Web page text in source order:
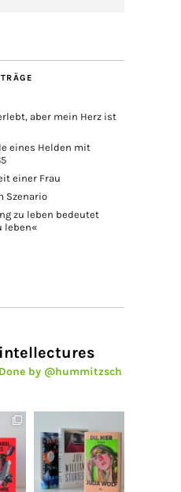
aber mein Herz ist
eines Helden mit
einer Frau
Szenario
zu leben bedeutet
leben«
intellectures
Done by @hummitzsch